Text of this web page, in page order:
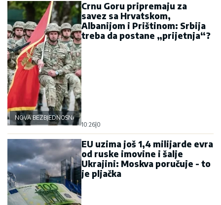
NOVA BEZBJEDNOSNA OSOVINA
Crnu Goru pripremaju za
savez sa Hrvatskom,
Albanijom i Prištinom: Srbija
treba da postane „prijetnja“?
10:26 0
EU uzima još 1,4 milijarde evra
od ruske imovine i šalje
Ukrajini: Moskva poručuje - to
je pljačka